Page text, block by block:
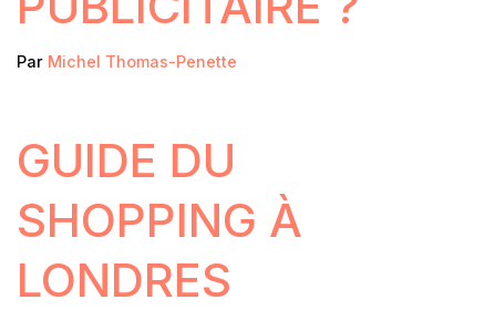
Par Michel Thomas-Penette
GUIDE DU
SHOPPING À
LONDRES